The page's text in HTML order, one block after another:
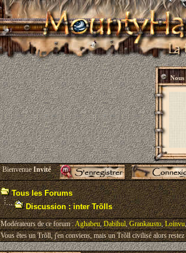
Nous
BienvenueInvité
Tous les Forums
Discussion : inter Trõlls
Modérateurs de ce forum :Aghabeu,Dabihul,Grankausto,Loinvu
Vous êtes un Trõll, j'en conviens, mais un Trõll civilisé alors